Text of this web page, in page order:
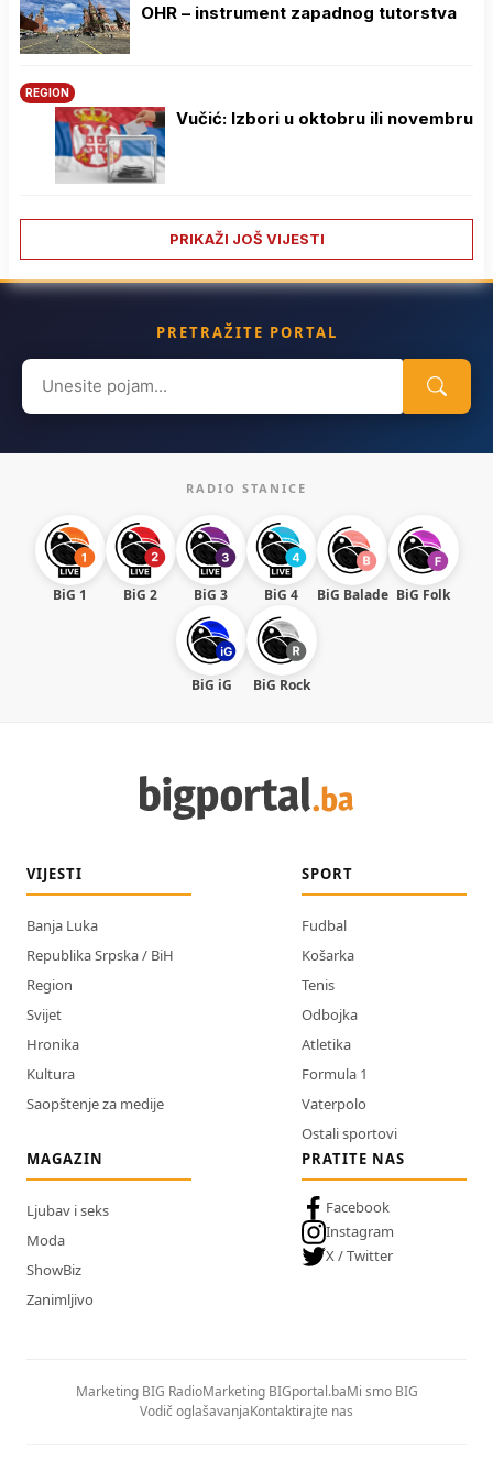
OHR – instrument zapadnog tutorstva
REGION
Vučić: Izbori u oktobru ili novembru
PRIKAŽI JOŠ VIJESTI
PRETRAŽITE PORTAL
Search
for:
RADIO STANICE
BiG 1 BiG 2 BiG 3 BiG 4 BiG Balade BiG Folk
BiG iG BiG Rock
VIJESTI
Banja Luka
Republika Srpska / BiH
Region
Svijet
Hronika
Kultura
Saopštenje za medije
SPORT
Fudbal
Košarka
Tenis
Odbojka
Atletika
Formula 1
Vaterpolo
Ostali sportovi
MAGAZIN
Ljubav i seks
Moda
ShowBiz
Zanimljivo
PRATITE NAS
Facebook
Instagram
X / Twitter
Marketing BIG RadioMarketing BIGportal.baMi smo BIG
Vodič oglašavanjaKontaktirajte nas